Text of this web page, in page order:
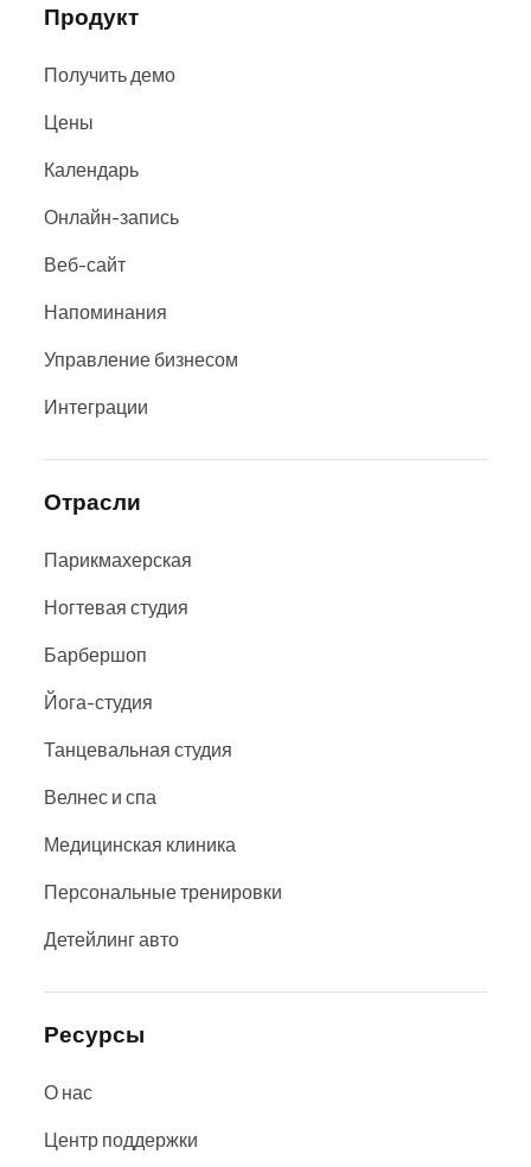
Продукт
Получить демо
Цены
Календарь
Онлайн-запись
Веб-сайт
Напоминания
Управление бизнесом
Интеграции
Отрасли
Парикмахерская
Ногтевая студия
Барбершоп
Йога-студия
Танцевальная студия
Велнес и спа
Медицинская клиника
Персональные тренировки
Детейлинг авто
Ресурсы
О нас
Центр поддержки